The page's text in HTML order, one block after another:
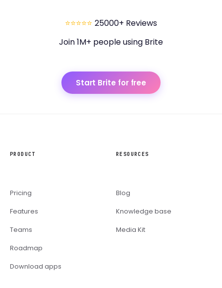
⭐⭐⭐⭐⭐ 25000+ Reviews
Join 1M+ people using Brite
Start Brite for free
PRODUCT
Pricing
Features
Teams
Roadmap
Download apps
RESOURCES
Blog
Knowledge base
Media Kit